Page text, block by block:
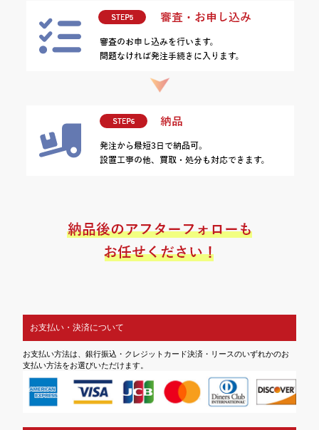
お支払い・決済について
お支払い方法は、銀行振込・クレジットカード決済・リースのいずれかのお
支払い方法をお選びいただけます。